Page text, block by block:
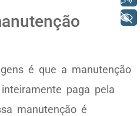
é que a manutenção
paga pela
manutenção é
+ Acessibilidade